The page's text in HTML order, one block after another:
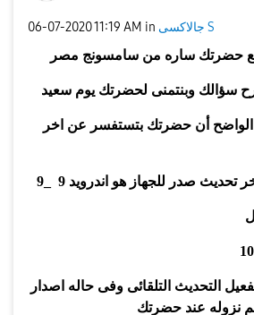
‎06-07-202011:19 AM in
جالاكسى S
مع حضرتك ساره من سامسونج مصر
سؤالك وبنتمنى لحضرتك يوم سعيد
الواضح أن حضرتك بتستفسر عن اخر
تحديث صدر للجهاز هو اندرويد
10
التحديث التلقائى وفى حاله اصدار